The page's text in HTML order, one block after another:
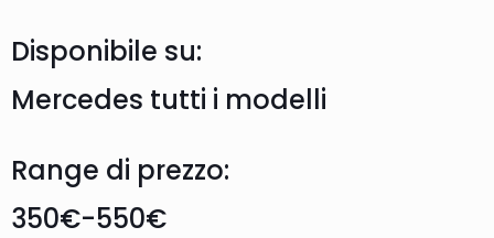
Disponibile su:
Mercedes tutti i modelli
Range di prezzo:
350€-550€